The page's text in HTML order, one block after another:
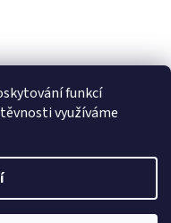
funkcí
využíváme